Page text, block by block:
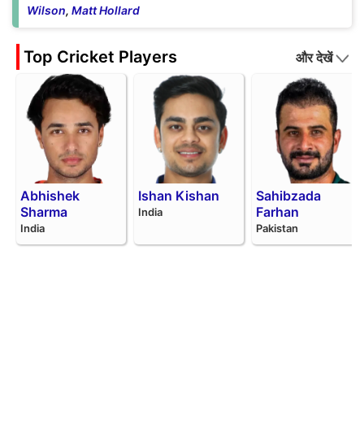
Wilson, Matt Hollard
Top Cricket Players और देखें
Abhishek
Sharma
India
Ishan Kishan
India
Sahibzada
Farhan
Pakistan